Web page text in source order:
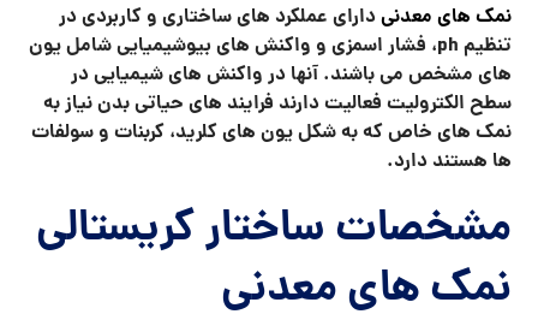
نمک های معدنی دارای عملکرد های ساختاری و کاربردی در
تنظیم ph، فشار اسمزی و واکنش های بیوشیمیایی شامل یون
های مشخص می باشند. آنها در واکنش های شیمیایی در
سطح الکترولیت فعالیت دارند فرایند های حیاتی بدن نیاز به
نمک های خاص که به شکل یون های کلرید، کربنات و سولفات
ها هستند دارد.
مشخصات ساختار کریستالی
نمک های معدنی